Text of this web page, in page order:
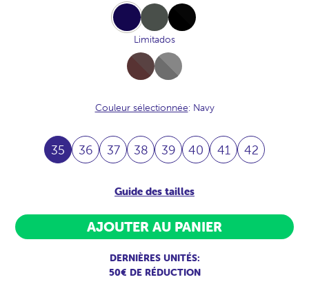
Navy Khaki Black
Limitados
Full-
Chocolate
Full-
Acero
Couleur sélectionnée: Navy
35 36 37 38 39 40 41 42
Guide des tailles
AJOUTER AU PANIER
DERNIÈRES UNITÉS:
50€ DE RÉDUCTION